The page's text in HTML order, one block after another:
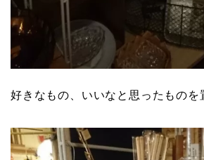
好きなもの、いいなと思ったものを